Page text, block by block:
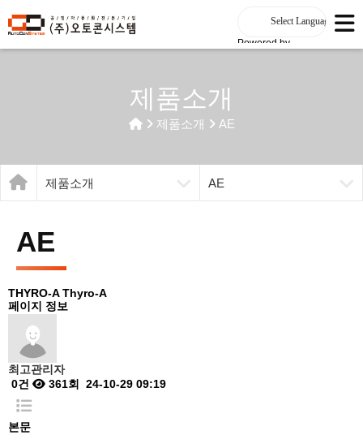
Powered by
제품소개
제품소개 AE
제품소개 AE
AE
THYRO-A Thyro-A
페이지 정보
최고관리자
0건
361회 24-10-29 09:19
본문